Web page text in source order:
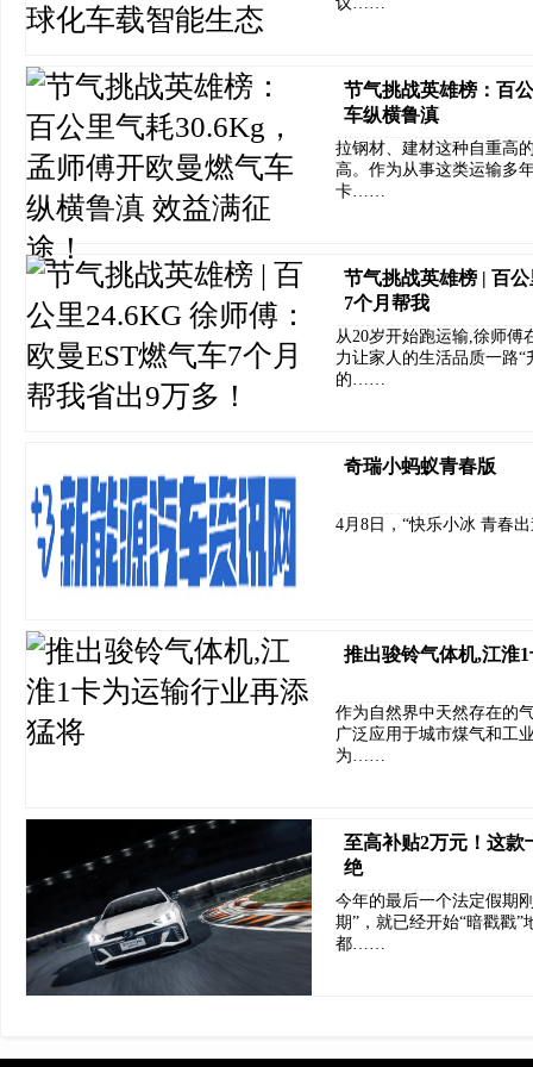
节气挑战英雄榜：百
车纵横鲁滇
拉钢材、建材这种自重高
高。作为从事这类运输多
卡……
节气挑战英雄榜 | 百
7个月帮我
从20岁开始跑运输,徐师傅
力让家人的生活品质一路
的……
奇瑞小蚂蚁青春版
4月8日，“快乐小冰 青春
推出骏铃气体机,江淮
作为自然界中天然存在的
广泛应用于城市煤气和工
为……
至高补贴2万元！这款
绝
今年的最后一个法定假期
期”，就已经开始“暗戳戳
都……